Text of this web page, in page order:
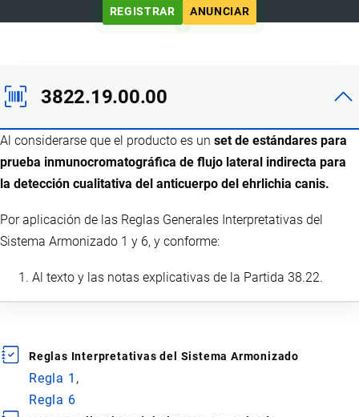
REGISTRAR
ANUNCIAR
3822.19.00.00
Al considerarse que el producto es un set de estándares para
prueba inmunocromatográfica de flujo lateral indirecta para
la detección cualitativa del anticuerpo del ehrlichia canis.
Por aplicación de las Reglas Generales Interpretativas del
Sistema Armonizado 1 y 6, y conforme:
Al texto y las notas explicativas de la Partida 38.22.
Reglas Interpretativas del Sistema Armonizado
Regla 1
Regla 6